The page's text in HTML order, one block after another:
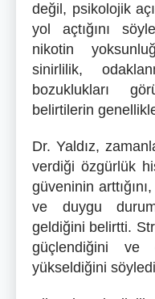
değil, psikolojik
yol açtığını
nikotin
sinirlilik,
bozuklukları
belirtilerin
Dr. Yaldız,
verdiği özgürlük
güveninin
ve duygu
geldiğini belirtti.
güçlendiğini ve
yükseldiğini